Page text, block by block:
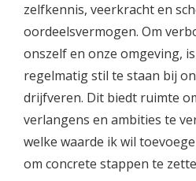
zelfkennis, veerkracht en
oordeelsvermogen. Om
onszelf en onze omgeving,
regelmatig stil te staan bij
drijfveren. Dit biedt ruimte
verlangens en ambities te
welke waarde ik wil
om concrete stappen te